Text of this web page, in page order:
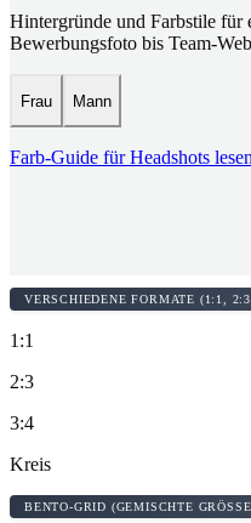
Hintergründe und Farbstile für
Bewerbungsfoto bis Team-
Frau Mann
Farb-Guide für Headshots lesen
VERSCHIEDENE FORMATE (1:1,
1:1
2:3
3:4
Kreis
BENTO-GRID (GEMISCHTE